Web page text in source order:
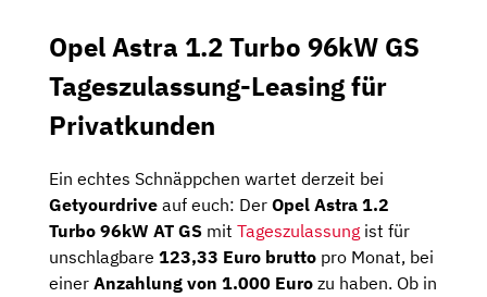
Opel Astra 1.2 Turbo 96kW GS
Tageszulassung-Leasing für
Privatkunden
Ein echtes Schnäppchen wartet derzeit bei
Getyourdrive auf euch: Der Opel Astra 1.2
Turbo 96kW AT GS mit Tageszulassung ist für
unschlagbare 123,33 Euro brutto pro Monat, bei
einer Anzahlung von 1.000 Euro zu haben. Ob in